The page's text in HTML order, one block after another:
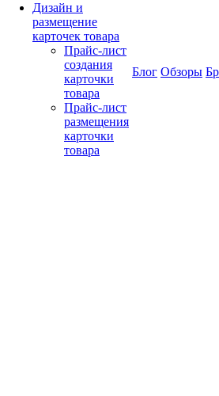
Дизайн и
размещение
карточек товара
Прайс-лист
создания
карточки
товара
Прайс-лист
размещения
карточки
товара
Блог Обзоры